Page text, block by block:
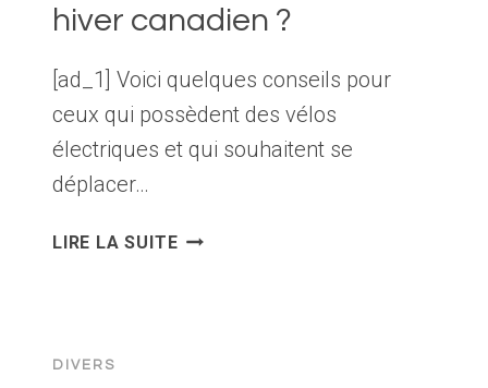
AVEC
CADENAS
POUR
VÉLO
BORDO
hiver canadien ?
[ad_1] Voici quelques conseils pour
ceux qui possèdent des vélos
électriques et qui souhaitent se
déplacer…
LIRE LA SUITELES
DIVERS